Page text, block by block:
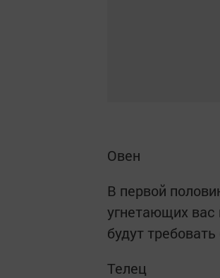
Овен
В первой
угнетающих
будут
Телец